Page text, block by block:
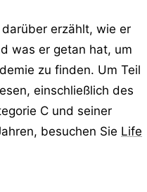
erzählt, wie er
was er getan hat, um
zu finden. Um Teil
einschließlich des
C und seiner
besuchen Sie Life